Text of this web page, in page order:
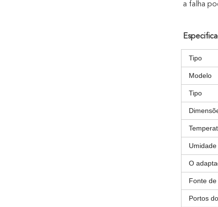
a falha
Tipo
Modelo
Tipo
O
Fonte
Portos